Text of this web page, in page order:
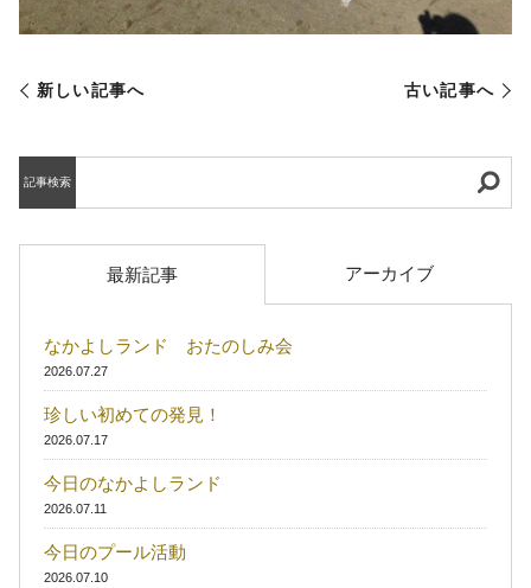
新しい記事へ 古い記事へ
記事検索
最新記事 アーカイブ
なかよしランド おたのしみ会
2026.07.27
珍しい初めての発見！
2026.07.17
今日のなかよしランド
2026.07.11
今日のプール活動
2026.07.10